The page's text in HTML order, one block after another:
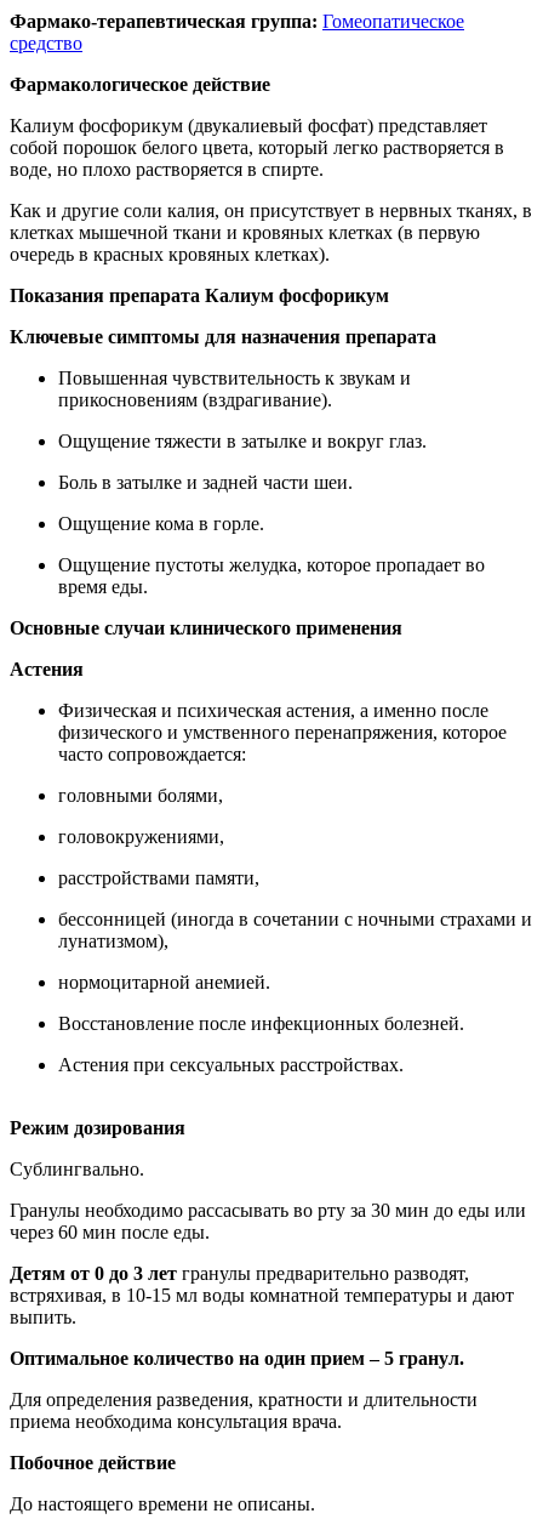
Фармако-терапевтическая группа: Гомеопатическое
средство
Фармакологическое действие
Калиум фосфорикум (двукалиевый фосфат) представляет
собой порошок белого цвета, который легко растворяется в
воде, но плохо растворяется в спирте.
Как и другие соли калия, он присутствует в нервных тканях, в
клетках мышечной ткани и кровяных клетках (в первую
очередь в красных кровяных клетках).
Показания препарата Калиум фосфорикум
Ключевые симптомы для назначения препарата
Повышенная чувствительность к звукам и
прикосновениям (вздрагивание).
Ощущение тяжести в затылке и вокруг глаз.
Боль в затылке и задней части шеи.
Ощущение кома в горле.
Ощущение пустоты желудка, которое пропадает во
время еды.
Основные случаи клинического применения
Астения
Физическая и психическая астения, а именно после
физического и умственного перенапряжения, которое
часто сопровождается:
головными болями,
головокружениями,
расстройствами памяти,
бессонницей (иногда в сочетании с ночными страхами и
лунатизмом),
нормоцитарной анемией.
Восстановление после инфекционных болезней.
Астения при сексуальных расстройствах.
Режим дозирования
Сублингвально.
Гранулы необходимо рассасывать во рту за 30 мин до еды или
через 60 мин после еды.
Детям от 0 до 3 лет гранулы предварительно разводят,
встряхивая, в 10-15 мл воды комнатной температуры и дают
выпить.
Оптимальное количество на один прием – 5 гранул.
Для определения разведения, кратности и длительности
приема необходима консультация врача.
Побочное действие
До настоящего времени не описаны.